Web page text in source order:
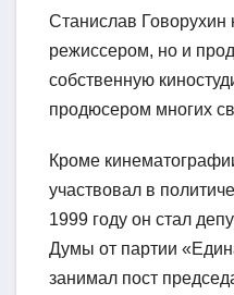
Станислав Говорухин
режиссером, но и
собственную
продюсером многих
Кроме
участвовал в
1999 году он стал
Думы от партии
занимал пост